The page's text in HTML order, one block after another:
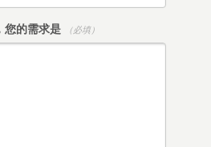
您的需求是 （必填）